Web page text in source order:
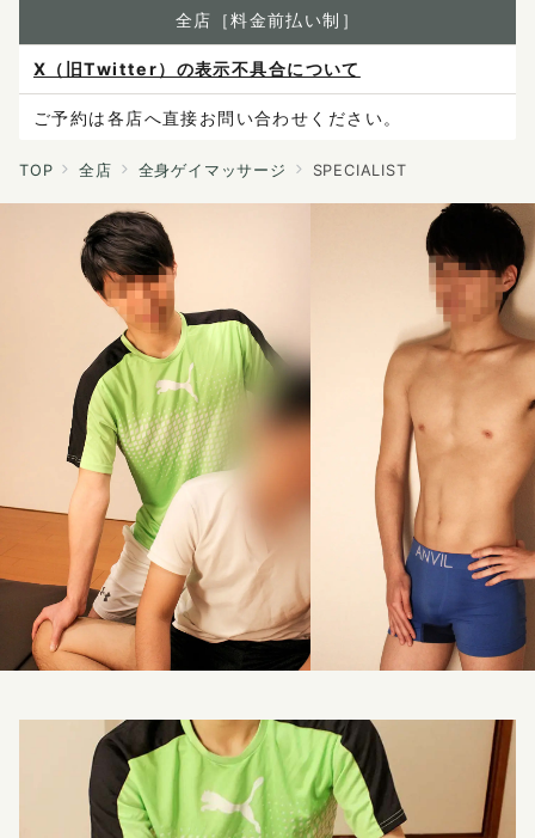
全店［料金前払い制］
X（旧Twitter）の表示不具合について
ご予約は各店へ直接お問い合わせください。
料金は当日施術前にお支払いください。
感染症防止対策について
料金改定のお知らせ
TOP 全店 全身ゲイマッサージ SPECIALIST